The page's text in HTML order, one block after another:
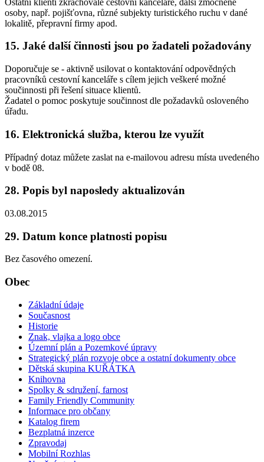
osoby, např. pojišťovna, různé subjekty turistického ruchu v dané
lokalitě, přepravní firmy apod.
15. Jaké další činnosti jsou po žadateli požadovány
Doporučuje se - aktivně usilovat o kontaktování odpovědných
pracovníků cestovní kanceláře s cílem jejich veškeré možné
součinnosti při řešení situace klientů.
Žadatel o pomoc poskytuje součinnost dle požadavků osloveného
úřadu.
16. Elektronická služba, kterou lze využít
Případný dotaz můžete zaslat na e-mailovou adresu místa uvedeného
v bodě 08.
28. Popis byl naposledy aktualizován
03.08.2015
29. Datum konce platnosti popisu
Bez časového omezení.
Obec
Základní údaje
Současnost
Historie
Znak, vlajka a logo obce
Územní plán a Pozemkové úpravy
Strategický plán rozvoje obce a ostatní dokumenty obce
Dětská skupina KUŘÁTKA
Knihovna
Spolky & sdružení, farnost
Family Friendly Community
Informace pro občany
Katalog firem
Bezplatná inzerce
Zpravodaj
Mobilní Rozhlas